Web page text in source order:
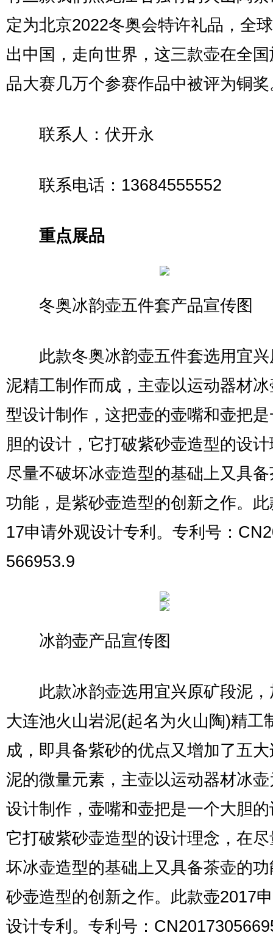
定为北京2022冬奥会特许礼品，全
出中国，走向世界，这三款壶在全
品大赛几万个参赛作品中被评为铜奖
联系人：伏开永
联系电话：13684555552
重点展品
冬奥冰韵壶五件套产品宣传图
此款冬奥冰韵壶五件套选用宜兴
泥精工制作而成，主壶以运动器材
型设计制作，这把壶的壶嘴和壶把
胆的设计，它打破紫砂壶造型的设
尽量不破坏冰壶造型的基础上又具
功能，是紫砂壶造型的创新之作。
17申请外观设计专利。专利号：
566953.9
冰韵壶产品宣传图
此款冰韵壶选用宜兴原矿段泥，
大连池火山岩泥(起名为火山陶)精工
成，即具备紫砂的优点又增加了五
泥的微量元素，主壶以运动器材冰
设计制作，壶嘴和壶把是一个大胆
它打破紫砂壶造型的设计理念，在
坏冰壶造型的基础上又具备茶壶的
砂壶造型的创新之作。此款壶2017
设计专利。专利号：